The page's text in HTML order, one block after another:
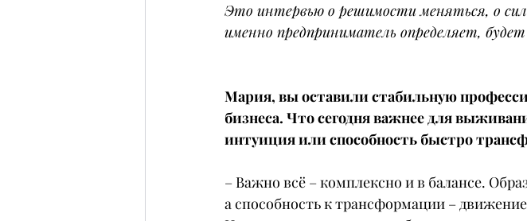
Это интервью о решимости меняться, о
именно предприниматель определяет,
Мария, вы оставили стабильную
бизнеса. Что сегодня важнее для
интуиция или способность быстро
– Важно всё – комплексно и в балансе.
а способность к трансформации –